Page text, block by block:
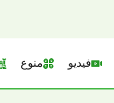
فيديو منوع